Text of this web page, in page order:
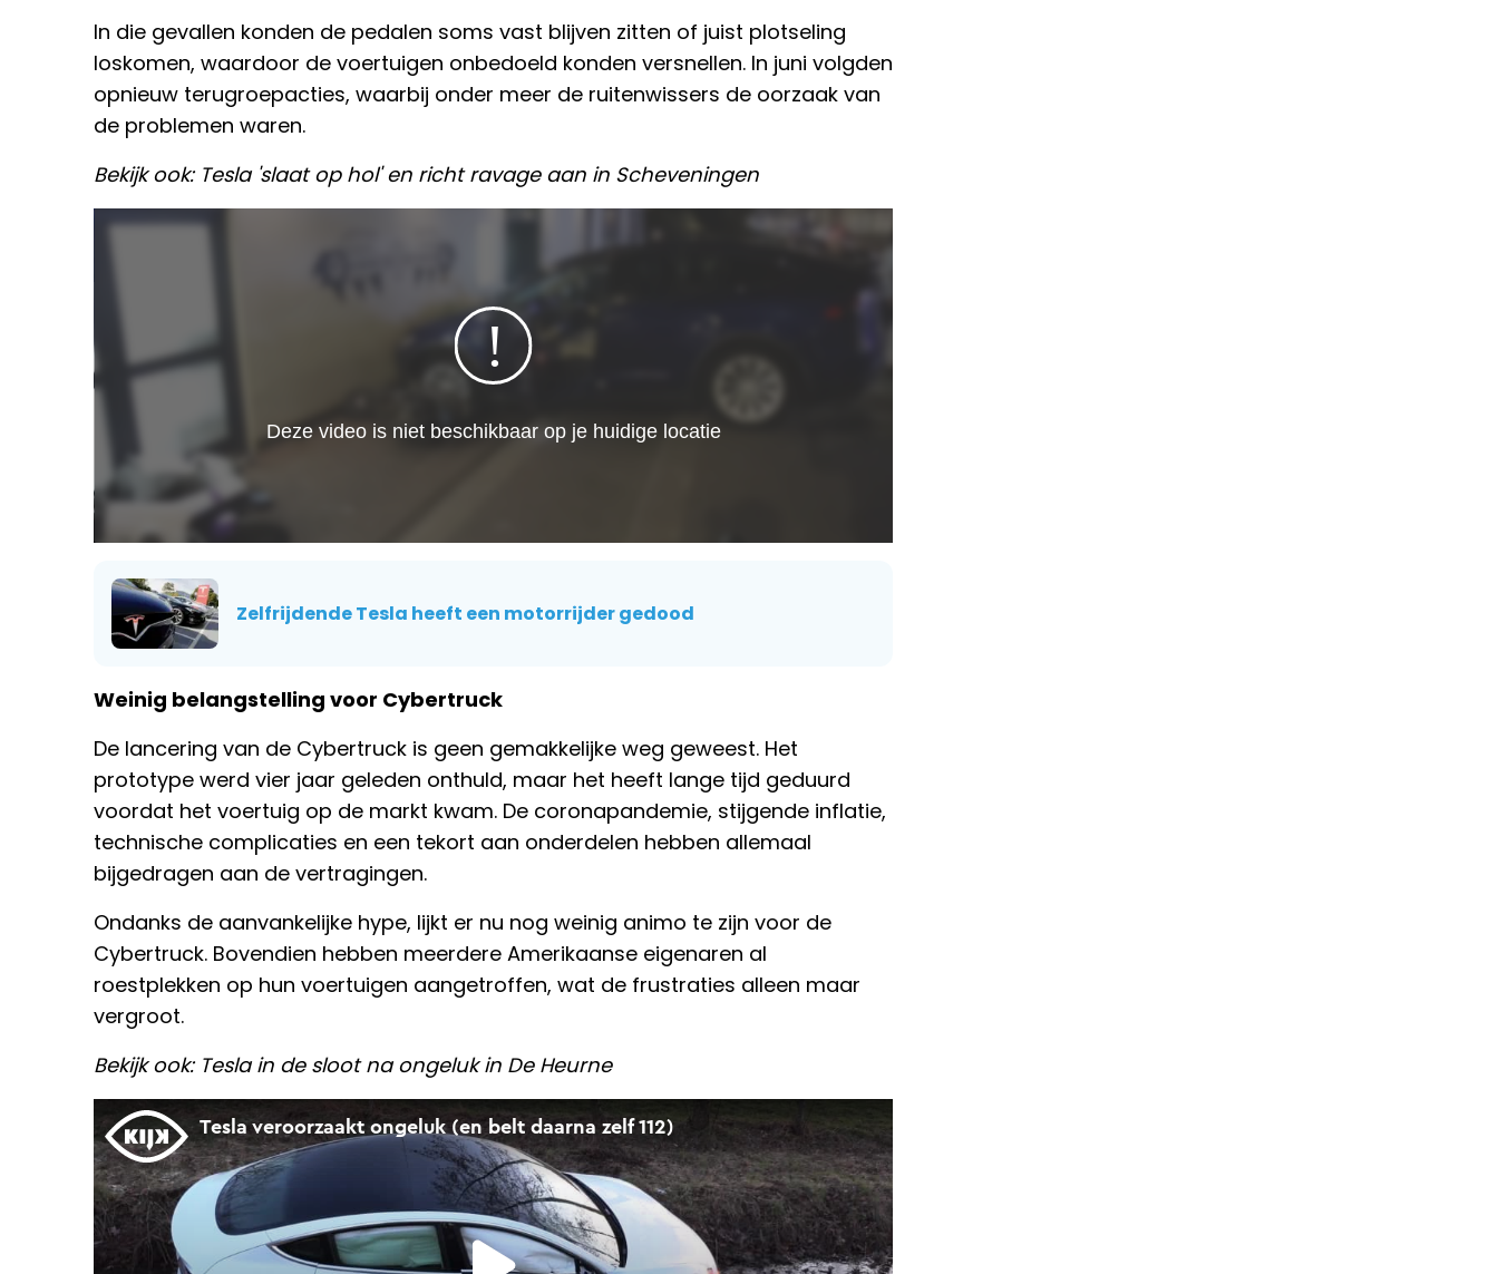
In die gevallen konden de pedalen soms vast blijven zitten of juist plotseling
loskomen, waardoor de voertuigen onbedoeld konden versnellen. In juni volgden
opnieuw terugroepacties, waarbij onder meer de ruitenwissers de oorzaak van
de problemen waren.
Bekijk ook: Tesla 'slaat op hol' en richt ravage aan in Scheveningen
Zelfrijdende Tesla heeft een motorrijder gedood
Weinig belangstelling voor Cybertruck
De lancering van de Cybertruck is geen gemakkelijke weg geweest. Het
prototype werd vier jaar geleden onthuld, maar het heeft lange tijd geduurd
voordat het voertuig op de markt kwam. De coronapandemie, stijgende inflatie,
technische complicaties en een tekort aan onderdelen hebben allemaal
bijgedragen aan de vertragingen.
Ondanks de aanvankelijke hype, lijkt er nu nog weinig animo te zijn voor de
Cybertruck. Bovendien hebben meerdere Amerikaanse eigenaren al
roestplekken op hun voertuigen aangetroffen, wat de frustraties alleen maar
vergroot.
Bekijk ook: Tesla in de sloot na ongeluk in De Heurne